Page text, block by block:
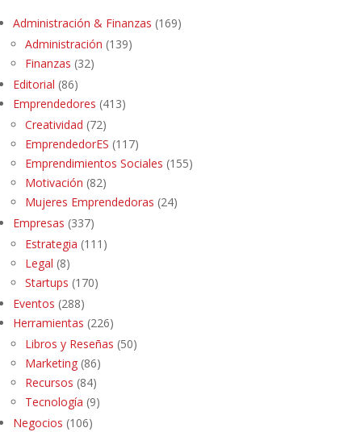
Administración & Finanzas (169)
Administración (139)
Finanzas (32)
Editorial (86)
Emprendedores (413)
Creatividad (72)
EmprendedorES (117)
Emprendimientos Sociales (155)
Motivación (82)
Mujeres Emprendedoras (24)
Empresas (337)
Estrategia (111)
Legal (8)
Startups (170)
Eventos (288)
Herramientas (226)
Libros y Reseñas (50)
Marketing (86)
Recursos (84)
Tecnología (9)
Negocios (106)